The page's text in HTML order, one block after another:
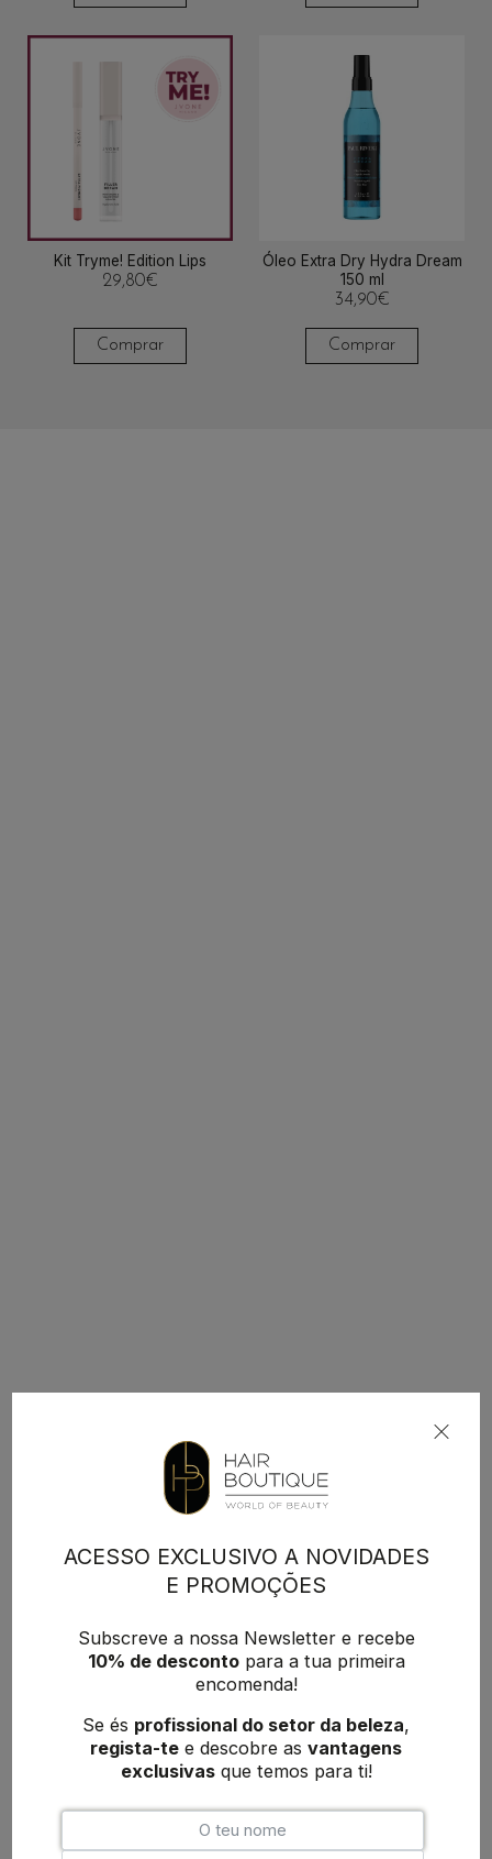
Kit Tryme! Edition Lips
29,80€
Comprar
Óleo Extra Dry Hydra Dream
150 ml
34,90€
Comprar
ACESSO EXCLUSIVO A NOVIDADES
E PROMOÇÕES
Subscreve a nossa Newsletter e recebe
10% de descontopara a tua primeira
encomenda!
Se és profissional do setor da beleza,
regista-te e descobre as vantagens
exclusivasque temos para ti!